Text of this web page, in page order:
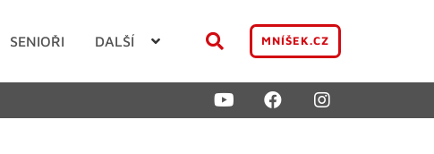
SENIOŘI DALŠÍ MNÍŠEK.CZ